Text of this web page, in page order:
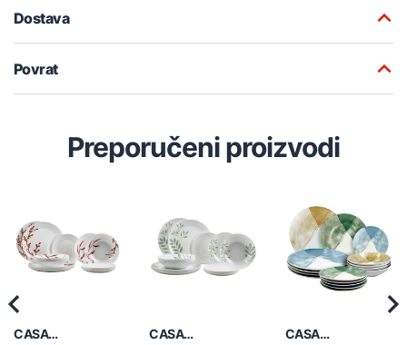
Dostava
Povrat
Preporučeni proizvodi
CASA
CASA
CASA